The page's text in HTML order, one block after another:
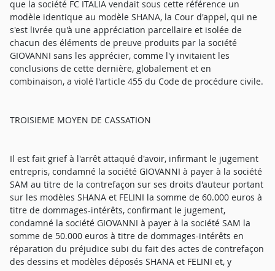
que la société FC ITALIA vendait sous cette référence un
modèle identique au modèle SHANA, la Cour d'appel, qui ne
s'est livrée qu'à une appréciation parcellaire et isolée de
chacun des éléments de preuve produits par la société
GIOVANNI sans les apprécier, comme l'y invitaient les
conclusions de cette dernière, globalement et en
combinaison, a violé l'article 455 du Code de procédure civile.
TROISIEME MOYEN DE CASSATION
Il est fait grief à l'arrêt attaqué d'avoir, infirmant le jugement
entrepris, condamné la société GIOVANNI à payer à la société
SAM au titre de la contrefaçon sur ses droits d'auteur portant
sur les modèles SHANA et FELINI la somme de 60.000 euros à
titre de dommages-intérêts, confirmant le jugement,
condamné la société GIOVANNI à payer à la société SAM la
somme de 50.000 euros à titre de dommages-intérêts en
réparation du préjudice subi du fait des actes de contrefaçon
des dessins et modèles déposés SHANA et FELINI et, y